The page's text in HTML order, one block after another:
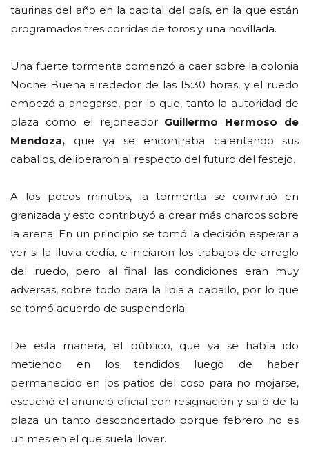
taurinas del año en la capital del país, en la que están
programados tres corridas de toros y una novillada.
Una fuerte tormenta comenzó a caer sobre la colonia
Noche Buena alrededor de las 15:30 horas, y el ruedo
empezó a anegarse, por lo que, tanto la autoridad de
plaza como el rejoneador Guillermo Hermoso de
Mendoza, que ya se encontraba calentando sus
caballos, deliberaron al respecto del futuro del festejo.
A los pocos minutos, la tormenta se convirtió en
granizada y esto contribuyó a crear más charcos sobre
la arena. En un principio se tomó la decisión esperar a
ver si la lluvia cedía, e iniciaron los trabajos de arreglo
del ruedo, pero al final las condiciones eran muy
adversas, sobre todo para la lidia a caballo, por lo que
se tomó acuerdo de suspenderla.
De esta manera, el público, que ya se había ido
metiendo en los tendidos luego de haber
permanecido en los patios del coso para no mojarse,
escuchó el anunció oficial con resignación y salió de la
plaza un tanto desconcertado porque febrero no es
un mes en el que suela llover.